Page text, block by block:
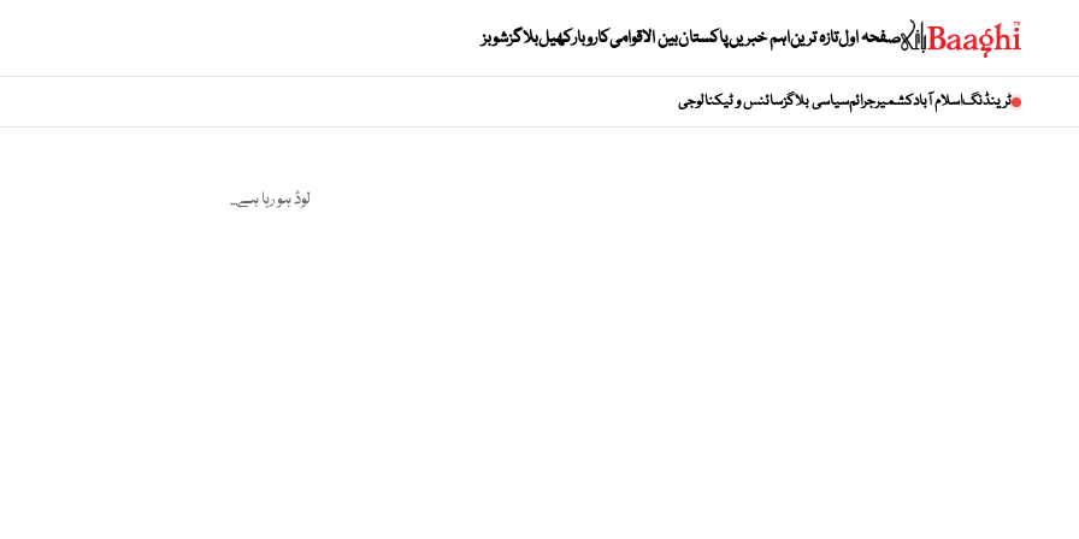
صفحہ اولتازہ تریناہم خبریںپاکستانبین الاقوامیکاروبارکھیلبلاگزشوبز
ٹرینڈنگاسلام آبادکشمیرجرائمسیاسی بلاگزسائنس و ٹیکنالوجی
لوڈ ہو رہا ہے...